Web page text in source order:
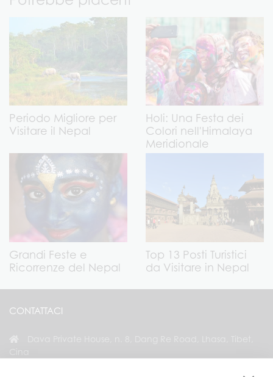
Periodo Migliore per
Visitare il Nepal
Holi: Una Festa dei
Colori nell'Himalaya
Meridionale
Grandi Feste e
Ricorrenze del Nepal
Top 13 Posti Turistici
da Visitare in Nepal
CONTATTACI